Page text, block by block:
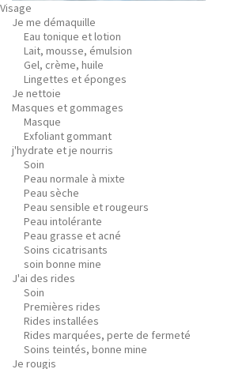
Visage
Je me démaquille
Eau tonique et lotion
Lait, mousse, émulsion
Gel, crème, huile
Lingettes et éponges
Je nettoie
Masques et gommages
Masque
Exfoliant gommant
j'hydrate et je nourris
Soin
Peau normale à mixte
Peau sèche
Peau sensible et rougeurs
Peau intolérante
Peau grasse et acné
Soins cicatrisants
soin bonne mine
J'ai des rides
Soin
Premières rides
Rides installées
Rides marquées, perte de fermeté
Soins teintés, bonne mine
Je rougis